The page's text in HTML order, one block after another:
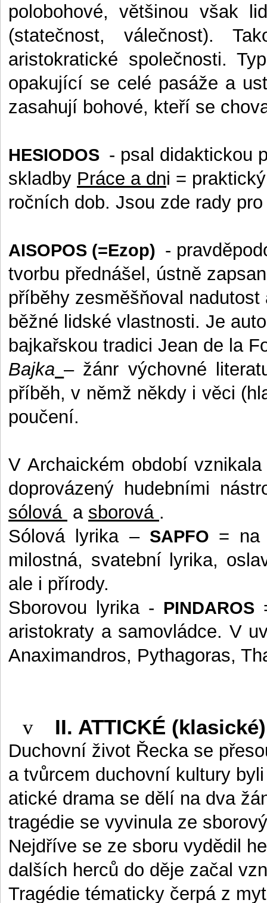
polobohové, většinou však
(statečnost, válečnost).
aristokratické společnosti.
opakující se celé pasáže a
zasahují bohové, kteří se
HESIODOS - psal didaktickou
skladby Práce a dni =
ročních dob. Jsou zde rady
AISOPOS (=Ezop) -
tvorbu přednášel, ústně
příběhy zesměšňoval
běžné lidské vlastnosti. Je
bajkařskou tradici Jean de la
Bajka – žánr výchovné
příběh, v němž někdy i věci
poučení.
V Archaickém období
doprovázený hudebními
sólová a sborová .
Sólová lyrika – SAPFO = na
milostná, svatební lyrika,
ale i přírody.
Sborovou lyrika - PINDAROS
aristokraty a samovládce. V
Anaximandros, Pythagoras,
v II. ATTICKÉ (klasické)
Duchovní život Řecka se
a tvůrcem duchovní kultury
atické drama se dělí na dva
tragédie se vyvinula ze
Nejdříve se ze sboru vydědil
dalších herců do děje začal
Tragédie tématicky čerpá z